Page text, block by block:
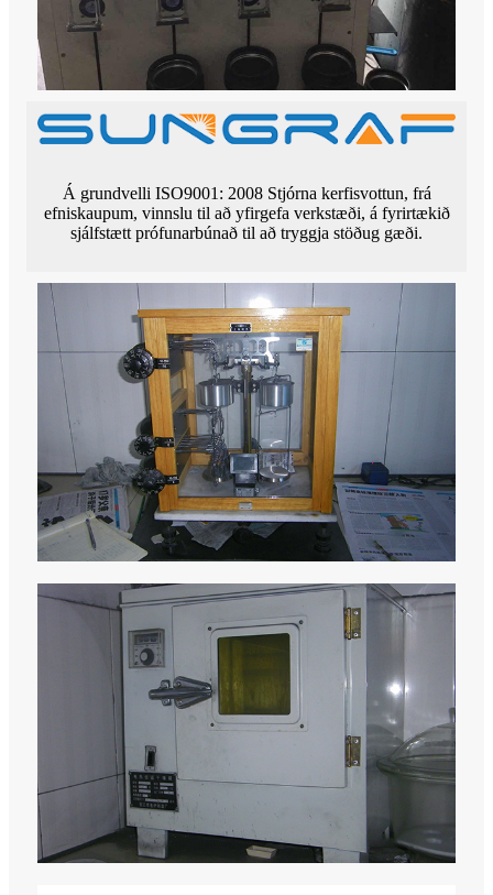
Á grundvelli ISO9001: 2008 Stjórna kerfisvottun, frá
efniskaupum, vinnslu til að yfirgefa verkstæði, á fyrirtækið
sjálfstætt prófunarbúnað til að tryggja stöðug gæði.